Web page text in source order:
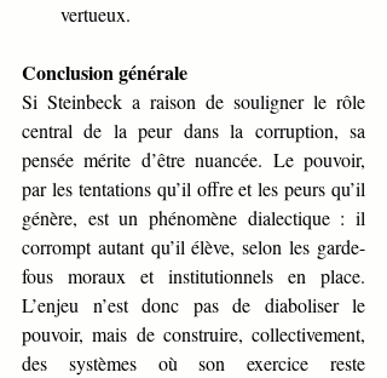
vertueux.
Conclusion générale
Si Steinbeck a raison de souligner le rôle
central de la peur dans la corruption, sa
pensée mérite d’être nuancée. Le pouvoir,
par les tentations qu’il offre et les peurs qu’il
génère, est un phénomène dialectique : il
corrompt autant qu’il élève, selon les garde-
fous moraux et institutionnels en place.
L’enjeu n’est donc pas de diaboliser le
pouvoir, mais de construire, collectivement,
des systèmes où son exercice reste